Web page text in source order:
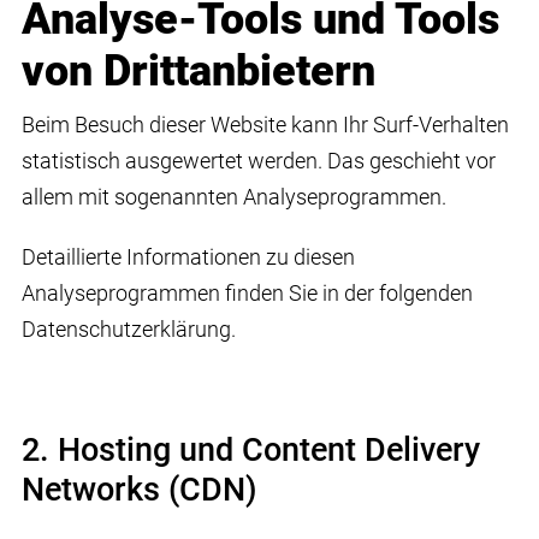
Analyse-Tools und Tools
von Dritt­anbietern
Beim Besuch dieser Website kann Ihr Surf-Verhalten
statistisch ausgewertet werden. Das geschieht vor
allem mit sogenannten Analyseprogrammen.
Detaillierte Informationen zu diesen
Analyseprogrammen finden Sie in der folgenden
Datenschutzerklärung.
2. Hosting und Content Delivery
Networks (CDN)